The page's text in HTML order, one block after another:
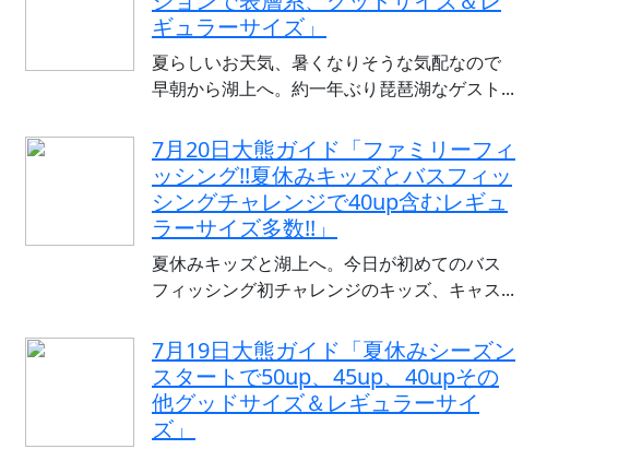
ギュラーサイズ」
夏らしいお天気、暑くなりそうな気配なので
早朝から湖上へ。約一年ぶり琵琶湖なゲスト...
7月20日大熊ガイド「ファミリーフィ
ッシング!!夏休みキッズとバスフィッ
シングチャレンジで40up含むレギュ
ラーサイズ多数!!」
夏休みキッズと湖上へ。今日が初めてのバス
フィッシング初チャレンジのキッズ、キャス...
7月19日大熊ガイド「夏休みシーズン
スタートで50up、45up、40upその
他グッドサイズ＆レギュラーサイ
ズ」